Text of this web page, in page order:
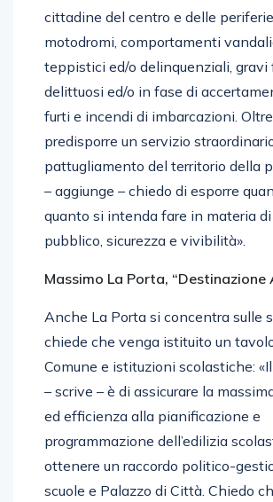
cittadine del centro e delle
motodromi, comportamenti
teppistici ed/o delinquenziali,
delittuosi ed/o in fase di
furti e incendi di imbarcazioni.
predisporre un servizio
pattugliamento del territorio della
– aggiunge – chiedo di esporre
quanto si intenda fare in materia
pubblico, sicurezza e vivibilità».
Massimo La Porta, “Destinazione
Anche La Porta si concentra sulle
chiede che venga istituito un
Comune e istituzioni scolastiche:
– scrive – è di assicurare la
ed efficienza alla pianificazione e
programmazione dell’edilizia
ottenere un raccordo politico-
scuole e Palazzo di Città. Chiedo